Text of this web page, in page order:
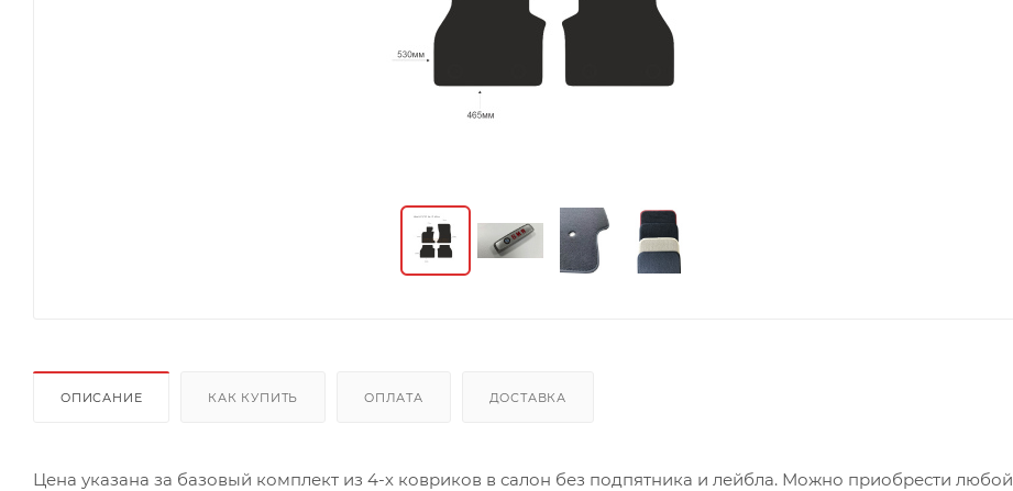
ОПИСАНИЕ КАК КУПИТЬ ОПЛАТА ДОСТАВКА
Цена указана за базовый комплект из 4-х ковриков в салон без подпятника и лейбла. Можно приобрести любой